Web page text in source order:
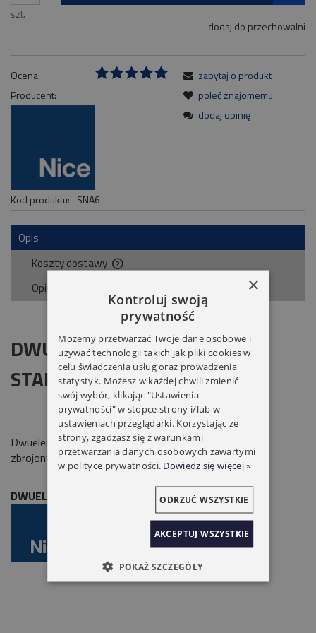
szt.
dodaj do przechowalni
Ocena:
Producent:
Kod produktu: SNA6
zapytaj o produkt
poleć znajomemu
dodaj opinię
Opis
Koszty dostawy
Cena nie zawiera ewentualnych kosztów płatności
Opinie o produkcie (0)
DWUELEMENTOWA SZYNA
STALOWA NICE SNA6
Dwuelementowa szyna stalowa3 m + 1 m
zbrojonym.
DWUELEMENTOWA SZYNA STALOWA NICE SNA6
×
Kontroluj swoją
prywatność
Możemy przetwarzać Twoje dane osobowe i
używać technologii takich jak pliki cookies w
celu świadczenia usług oraz prowadzenia
statystyk. Możesz w każdej chwili zmienić
swój wybór, klikając "Ustawienia
prywatności" w stopce strony i/lub w
ustawieniach przeglądarki. Korzystając ze
strony, zgadzasz się z warunkami
przetwarzania danych osobowych zawartymi
w polityce prywatności. Dowiedz się więcej »
AKCEPTUJ WSZYSTKIE
ODRZUĆ WSZYSTKIE
POKAŻ SZCZEGÓŁY